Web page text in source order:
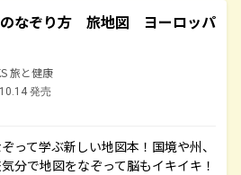
なぞり方 旅地図 ヨーロッパ
旅と健康
発売
って学ぶ新しい地図本！国境や州、
分で地図をなぞって脳もイキイキ！